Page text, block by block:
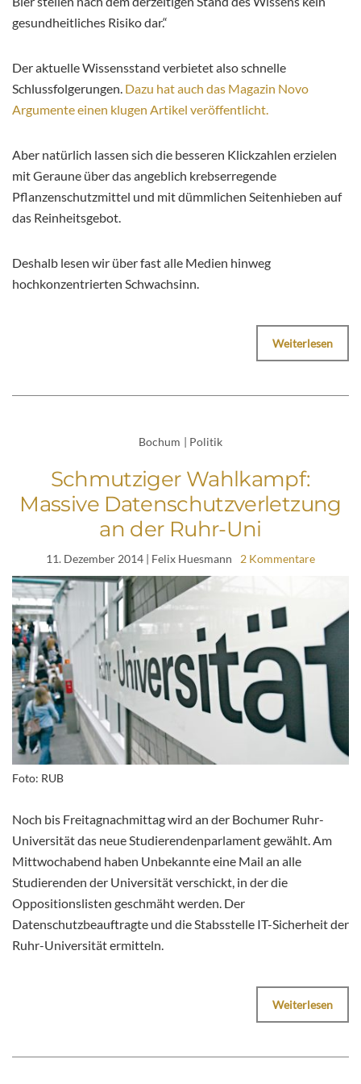
gesundheitliches Risiko dar.“
Der aktuelle Wissensstand verbietet also schnelle
Schlussfolgerungen. Dazu hat auch das Magazin Novo
Argumente einen klugen Artikel veröffentlicht.
Aber natürlich lassen sich die besseren Klickzahlen erzielen
mit Geraune über das angeblich krebserregende
Pflanzenschutzmittel und mit dümmlichen Seitenhieben auf
das Reinheitsgebot.
Deshalb lesen wir über fast alle Medien hinweg
hochkonzentrierten Schwachsinn.
Weiterlesen
Bochum | Politik
Schmutziger Wahlkampf:
Massive Datenschutzverletzung
an der Ruhr-Uni
11. Dezember 2014 | Felix Huesmann 2 Kommentare
Foto: RUB
Noch bis Freitagnachmittag wird an der Bochumer Ruhr-
Universität das neue Studierendenparlament gewählt. Am
Mittwochabend haben Unbekannte eine Mail an alle
Studierenden der Universität verschickt, in der die
Oppositionslisten geschmäht werden. Der
Datenschutzbeauftragte und die Stabsstelle IT-Sicherheit der
Ruhr-Universität ermitteln.
Weiterlesen